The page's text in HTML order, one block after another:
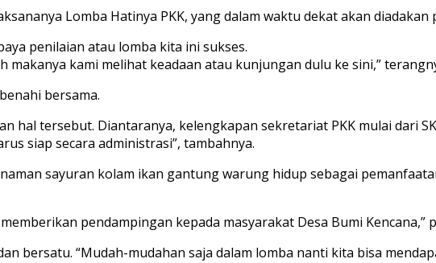
Lomba Hatinya PKK, yang dalam waktu dekat akan diadakan
penilaian atau lomba kita ini sukses.
kami melihat keadaan atau kunjungan dulu ke sini,”
bersama.
hal tersebut. Diantaranya, kelengkapan sekretariat PKK mulai dari
siap secara administrasi”, tambahnya.
sayuran kolam ikan gantung warung hidup sebagai
pendampingan kepada masyarakat Desa Bumi Kencana,”
bersatu. “Mudah-mudahan saja dalam lomba nanti kita bisa